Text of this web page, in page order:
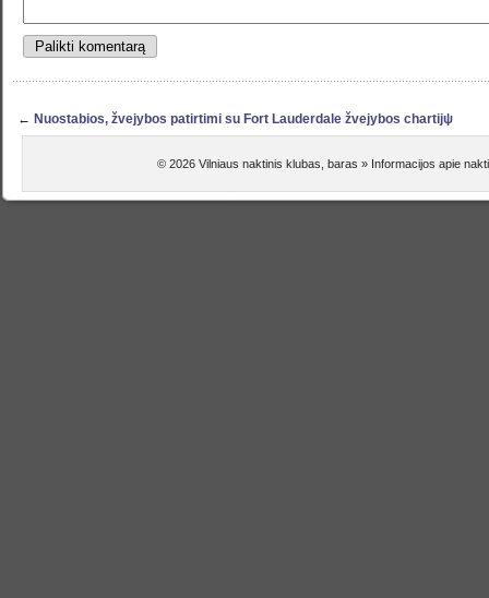
← Nuostabios, žvejybos patirtimi su Fort Lauderdale žvejybos chartijψ
© 2026 Vilniaus naktinis klubas, baras » Informacijos apie